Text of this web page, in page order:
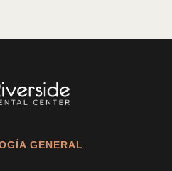
GENERAL